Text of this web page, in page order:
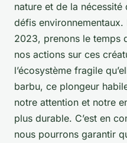
nature et de la nécessité
défis
2023, prenons le temps
nos actions sur ces
l’écosystème fragile
barbu, ce plongeur
notre attention et notre
plus durable. C’est en
nous pourrons garantir